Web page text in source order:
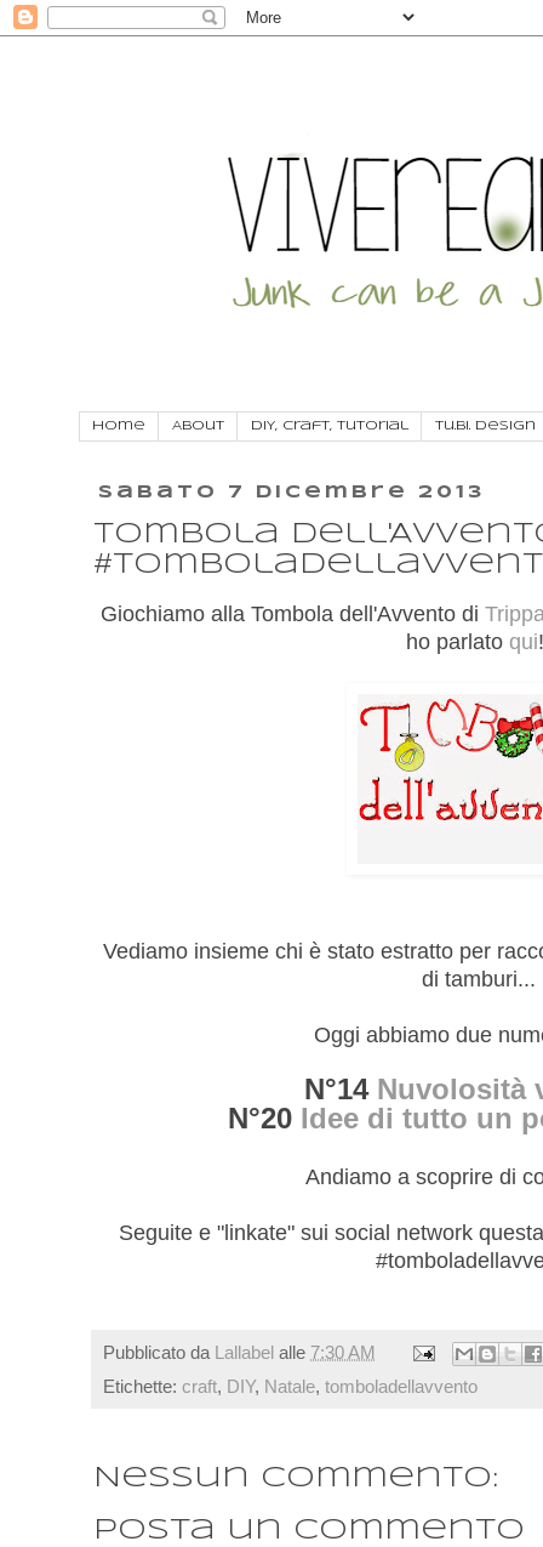
Home About DIY, craft, tutorial Tu.Bi. Design
sabato 7 dicembre 2013
Tombola
Giochiamo alla Tombola dell'Avvento di
ho parlatoqui
Vediamo insieme chi è stato estratto per
di tamburi...
Oggi abbiamo due
N°14 Nuvolosità
N°20 Idee di tutto un
Andiamo a scoprire di
Seguite e "linkate" sui social network
Pubblicato da Lallabel alle 7:30 AM
Etichette: craft, DIY, Natale, tomboladellavvento
Nessun commento:
Posta un commento